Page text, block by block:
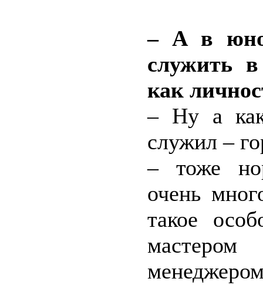
– А в
служить
как
– Ну а
служил –
– тоже
очень
такое